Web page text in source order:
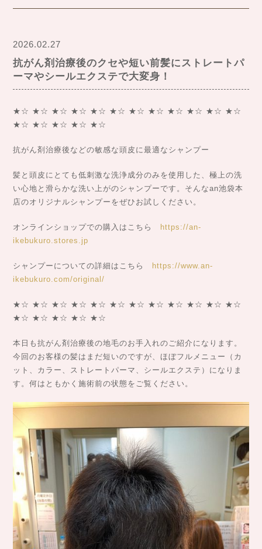
2026.02.27
抗がん剤治療後のクセや短い前髪にストレートパ
ーマやシールエクステで大変身！
★☆ ★☆ ★☆ ★☆ ★☆ ★☆ ★☆ ★☆ ★☆ ★☆ ★☆ ★☆
★☆ ★☆ ★☆ ★☆ ★☆
抗がん剤治療後などの敏感な頭皮に最適なシャンプー
髪と頭皮にとても低刺激な洗浄成分のみを使用した、極上の洗
い心地と滑らかな洗い上がのシャンプーです。そんなan池袋本
店のオリジナルシャンプーをぜひお試しください。
オンラインショップでの購入はこちら
https://an-
ikebukuro.stores.jp
シャンプーについての詳細はこちら
https://www.an-
ikebukuro.com/original/
★☆ ★☆ ★☆ ★☆ ★☆ ★☆ ★☆ ★☆ ★☆ ★☆ ★☆ ★☆
★☆ ★☆ ★☆ ★☆ ★☆
本日も抗がん剤治療後の地毛のお手入れのご紹介になります。
今回のお客様の髪はまだ短いのですが、ほぼフルメニュー（カ
ット、カラー、ストレートパーマ、シールエクステ）になりま
す。何はともかく施術前の状態をご覧ください。